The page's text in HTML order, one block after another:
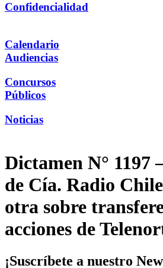
Confidencialidad
Calendario
Audiencias
Concursos
Públicos
Noticias
Dictamen N° 1197
de Cía. Radio
otra sobre
acciones de
¡Suscríbete a nuestro